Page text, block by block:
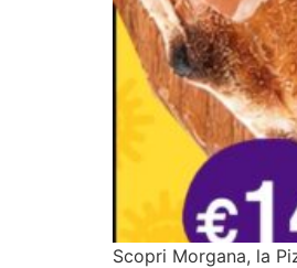
Scopri Morgana, la